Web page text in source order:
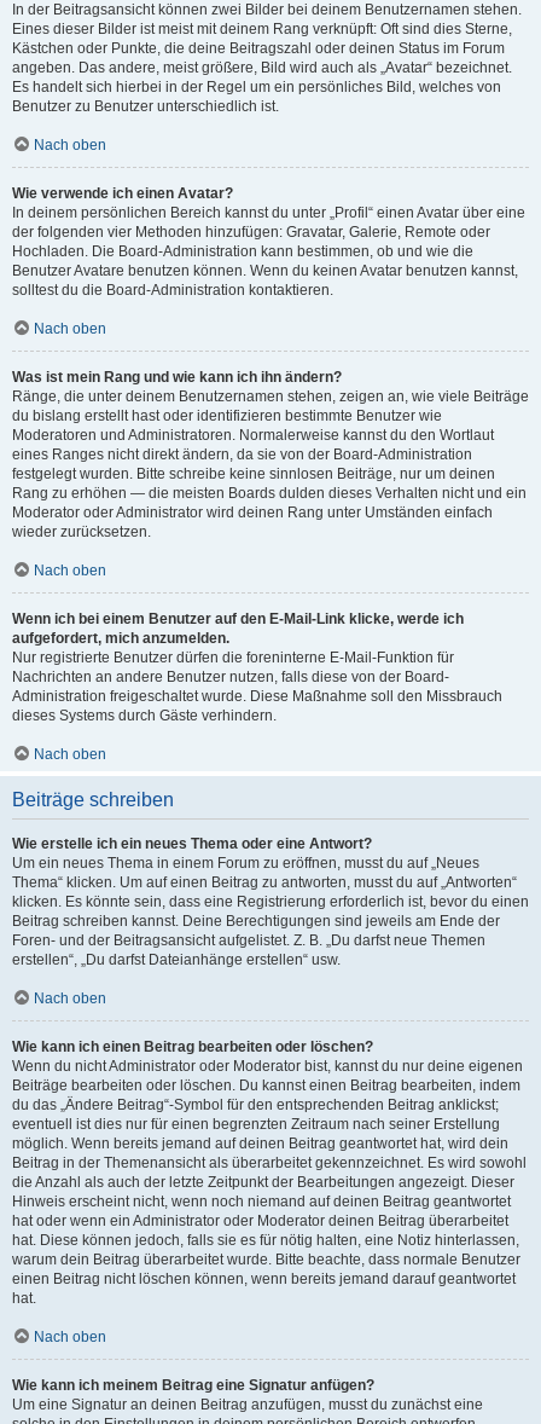
In der Beitragsansicht können zwei Bilder bei deinem Benutzernamen stehen.
Eines dieser Bilder ist meist mit deinem Rang verknüpft: Oft sind dies Sterne,
Kästchen oder Punkte, die deine Beitragszahl oder deinen Status im Forum
angeben. Das andere, meist größere, Bild wird auch als „Avatar“ bezeichnet.
Es handelt sich hierbei in der Regel um ein persönliches Bild, welches von
Benutzer zu Benutzer unterschiedlich ist.
Nach oben
Wie verwende ich einen Avatar?
In deinem persönlichen Bereich kannst du unter „Profil“ einen Avatar über eine
der folgenden vier Methoden hinzufügen: Gravatar, Galerie, Remote oder
Hochladen. Die Board-Administration kann bestimmen, ob und wie die
Benutzer Avatare benutzen können. Wenn du keinen Avatar benutzen kannst,
solltest du die Board-Administration kontaktieren.
Nach oben
Was ist mein Rang und wie kann ich ihn ändern?
Ränge, die unter deinem Benutzernamen stehen, zeigen an, wie viele Beiträge
du bislang erstellt hast oder identifizieren bestimmte Benutzer wie
Moderatoren und Administratoren. Normalerweise kannst du den Wortlaut
eines Ranges nicht direkt ändern, da sie von der Board-Administration
festgelegt wurden. Bitte schreibe keine sinnlosen Beiträge, nur um deinen
Rang zu erhöhen — die meisten Boards dulden dieses Verhalten nicht und ein
Moderator oder Administrator wird deinen Rang unter Umständen einfach
wieder zurücksetzen.
Nach oben
Wenn ich bei einem Benutzer auf den E-Mail-Link klicke, werde ich
aufgefordert, mich anzumelden.
Nur registrierte Benutzer dürfen die foreninterne E-Mail-Funktion für
Nachrichten an andere Benutzer nutzen, falls diese von der Board-
Administration freigeschaltet wurde. Diese Maßnahme soll den Missbrauch
dieses Systems durch Gäste verhindern.
Nach oben
Beiträge schreiben
Wie erstelle ich ein neues Thema oder eine Antwort?
Um ein neues Thema in einem Forum zu eröffnen, musst du auf „Neues
Thema“ klicken. Um auf einen Beitrag zu antworten, musst du auf „Antworten“
klicken. Es könnte sein, dass eine Registrierung erforderlich ist, bevor du einen
Beitrag schreiben kannst. Deine Berechtigungen sind jeweils am Ende der
Foren- und der Beitragsansicht aufgelistet. Z. B. „Du darfst neue Themen
erstellen“, „Du darfst Dateianhänge erstellen“ usw.
Nach oben
Wie kann ich einen Beitrag bearbeiten oder löschen?
Wenn du nicht Administrator oder Moderator bist, kannst du nur deine eigenen
Beiträge bearbeiten oder löschen. Du kannst einen Beitrag bearbeiten, indem
du das „Ändere Beitrag“-Symbol für den entsprechenden Beitrag anklickst;
eventuell ist dies nur für einen begrenzten Zeitraum nach seiner Erstellung
möglich. Wenn bereits jemand auf deinen Beitrag geantwortet hat, wird dein
Beitrag in der Themenansicht als überarbeitet gekennzeichnet. Es wird sowohl
die Anzahl als auch der letzte Zeitpunkt der Bearbeitungen angezeigt. Dieser
Hinweis erscheint nicht, wenn noch niemand auf deinen Beitrag geantwortet
hat oder wenn ein Administrator oder Moderator deinen Beitrag überarbeitet
hat. Diese können jedoch, falls sie es für nötig halten, eine Notiz hinterlassen,
warum dein Beitrag überarbeitet wurde. Bitte beachte, dass normale Benutzer
einen Beitrag nicht löschen können, wenn bereits jemand darauf geantwortet
hat.
Nach oben
Wie kann ich meinem Beitrag eine Signatur anfügen?
Um eine Signatur an deinen Beitrag anzufügen, musst du zunächst eine